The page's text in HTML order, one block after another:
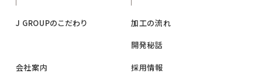
J GROUPのこだわり 加工の流れ
開発秘話
会社案内 採用情報